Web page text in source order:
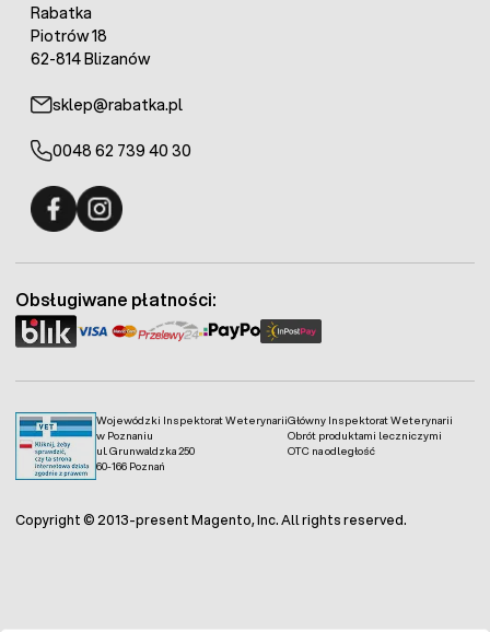
Rabatka
Piotrów 18
62-814 Blizanów
sklep@rabatka.pl
0048 62 739 40 30
Wojewódzki Inspektorat Weterynarii
w Poznaniu
ul. Grunwaldzka 250
60-166 Poznań
Główny Inspektorat Weterynarii
Obrót produktami leczniczymi
OTC na odległość
Obsługiwane płatności:
Copyright © 2013-present Magento, Inc. All rights reserved.